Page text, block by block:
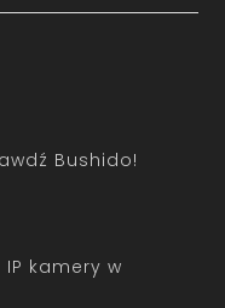
Bushido!
kamery w